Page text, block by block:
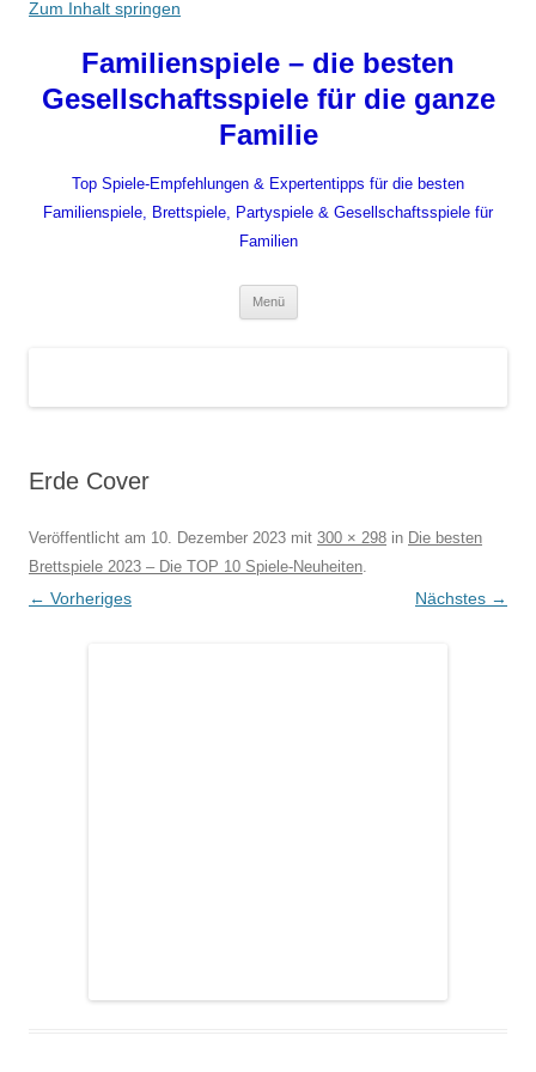
Zum Inhalt springen
Familienspiele – die besten
Gesellschaftsspiele für die ganze
Familie
Top Spiele-Empfehlungen & Expertentipps für die besten
Familienspiele, Brettspiele, Partyspiele & Gesellschaftsspiele für
Familien
Menü
Erde Cover
Veröffentlicht am 10. Dezember 2023 mit 300 × 298 in Die besten
Brettspiele 2023 – Die TOP 10 Spiele-Neuheiten.
← Vorheriges Nächstes →